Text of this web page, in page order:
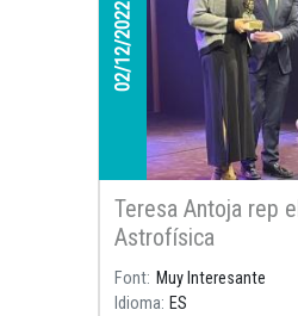
02/12/2022
Teresa Antoja rep
Astrofísica
Font Muy Interesante
Idioma ES